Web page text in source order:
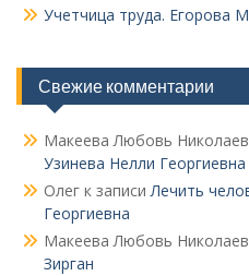
Учетчица труда. Его­рова
Свежие комментарии
Макеева Любовь
Узинева Нелли Георгиевна
Олег к записиЛечить
Георгиевна
Макеева Любовь
Зирган